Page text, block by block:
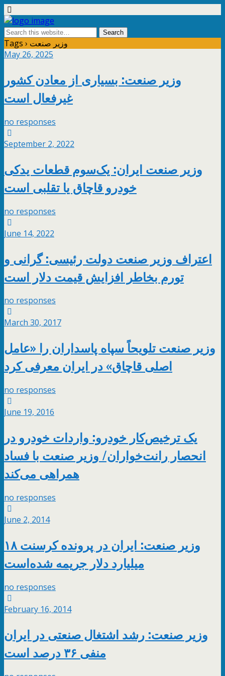
Tags › وزیر صنعت
May 26, 2025
وزیر صنعت: بسیاری از معادن کشور
غیرفعال است
no responses
September 2, 2022
وزیر صنعت ایران: یک‌سوم قطعات یدکی
خودرو قاچاق یا تقلبی است
no responses
June 14, 2022
اعتراف وزیر صنعت دولت رئیسی: گرانی و
تورم بخاطر افزایش قیمت دلار است
no responses
March 30, 2017
وزیر صنعت تلویحاً سپاه پاسداران را «عامل
اصلی قاچاق» در ایران معرفی کرد
no responses
June 19, 2016
یک ترخیص‌کار خودرو: واردات خودرو در
انحصار رانت‌خواران/ وزیر صنعت با فساد
همراهی می‌کند
no responses
June 2, 2014
وزیر صنعت: ایران در پرونده کرسنت ۱۸
میلیارد دلار جریمه شده‌است
no responses
February 16, 2014
وزیر صنعت: رشد اشتغال صنعتی در ایران
منفی ۳۶ درصد است